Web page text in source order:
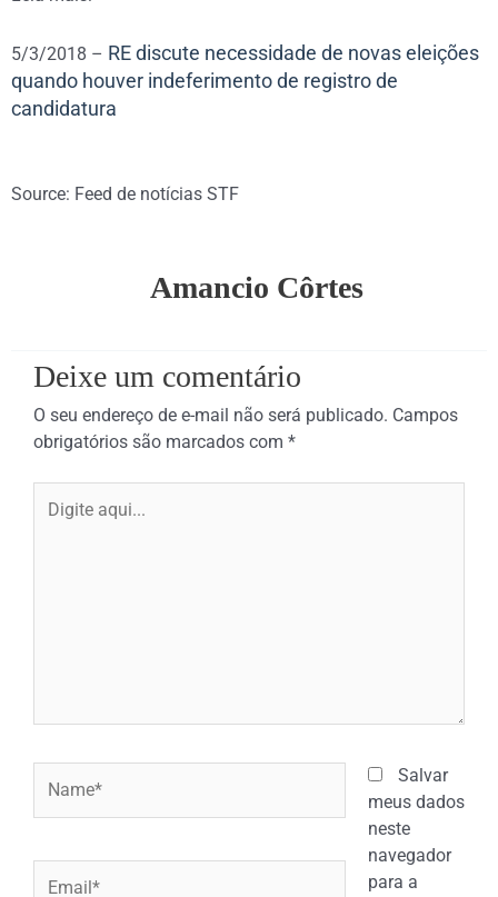
5/3/2018 – RE discute necessidade de novas eleições
quando houver indeferimento de registro de
candidatura
Source: Feed de notícias STF
Amancio Côrtes
Deixe um comentário
O seu endereço de e-mail não será publicado. Campos
obrigatórios são marcados com *
aqui...
Salvar
meus dados
neste
navegador
para a